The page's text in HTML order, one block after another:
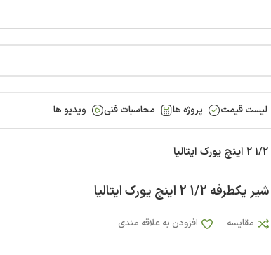
لیست قیمت پروژه ها محاسبات فنی ویدیو ها
شیر یکطرفه 1/2 2 اینچ یورک ایتالیا
مقایسه افزودن به علاقه مندی